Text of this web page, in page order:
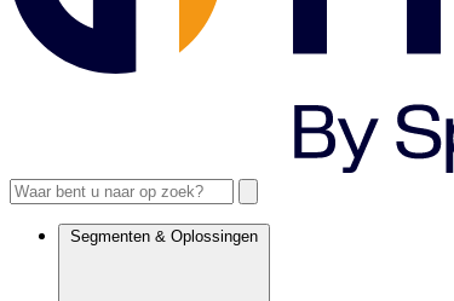
Segmenten & Oplossingen